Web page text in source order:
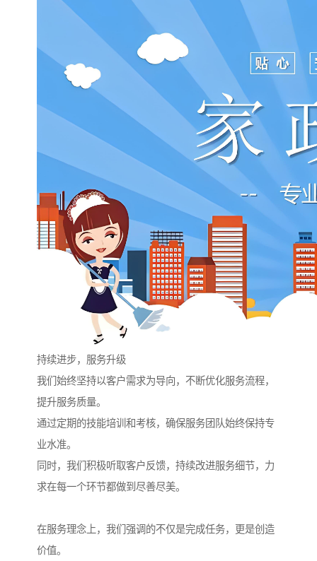
持续进步，服务升级
我们始终坚持以客户需求为导向，不断优化服务流程，
提升服务质量。
通过定期的技能培训和考核，确保服务团队始终保持专
业水准。
同时，我们积极听取客户反馈，持续改进服务细节，力
求在每一个环节都做到尽善尽美。
在服务理念上，我们强调的不仅是完成任务，更是创造
价值。